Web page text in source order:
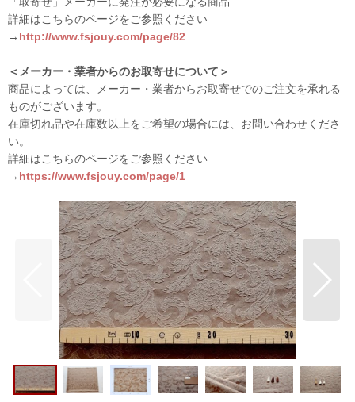
詳細はこちらのページをご参照ください
→ http://www.fsjouy.com/page/82
＜メーカー・業者からのお取寄せについて＞
商品によっては、メーカー・業者からお取寄せでのご注文を承れる
ものがございます。
在庫切れ品や在庫数以上をご希望の場合には、お問い合わせくださ
い。
詳細はこちらのページをご参照ください
→ https://www.fsjouy.com/page/1